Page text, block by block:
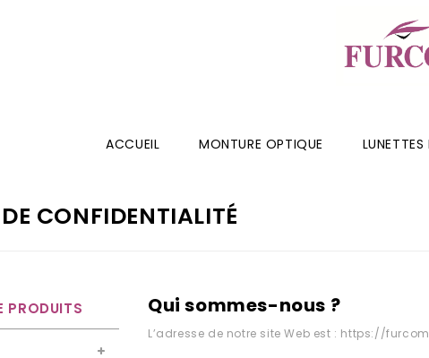
ACCUEIL MONTURE OPTIQUE LUNETTES
CONFIDENTIALITÉ
Qui sommes-nous ?
L’adresse de notre site Web est : https://
PRODUITS